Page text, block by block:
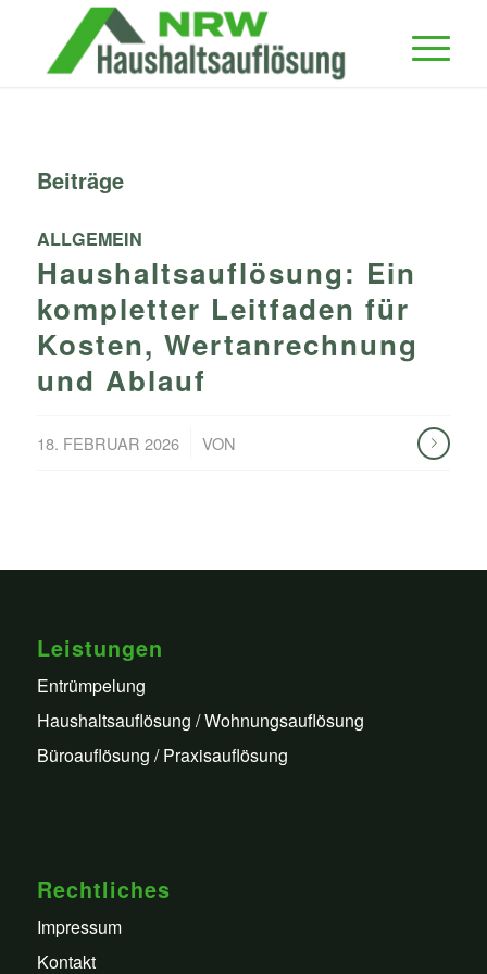
Beiträge
ALLGEMEIN
Haushaltsauflösung: Ein
kompletter Leitfaden für
Kosten, Wertanrechnung
und Ablauf
18. FEBRUAR 2026
/ VON
Leistungen
Entrümpelung
Haushaltsauflösung / Wohnungsauflösung
Büroauflösung / Praxisauflösung
Rechtliches
Impressum
Kontakt